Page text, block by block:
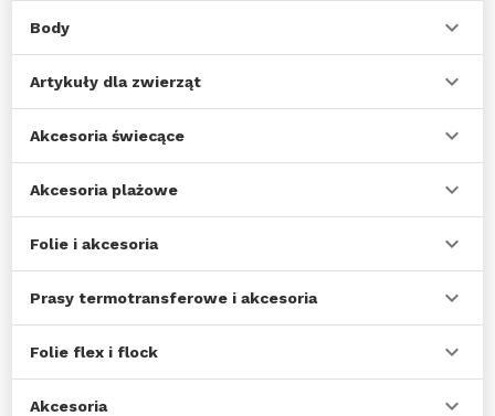
Body
Artykuły dla zwierząt
Akcesoria świecące
Akcesoria plażowe
Folie i akcesoria
Prasy termotransferowe i akcesoria
Folie flex i flock
Akcesoria